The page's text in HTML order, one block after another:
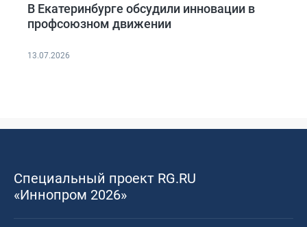
В Екатеринбурге обсудили инновации в
профсоюзном движении
13.07.2026
Специальный проект RG.RU
«Иннопром 2026»